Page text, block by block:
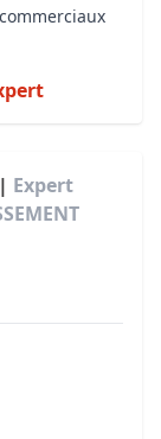
Expert